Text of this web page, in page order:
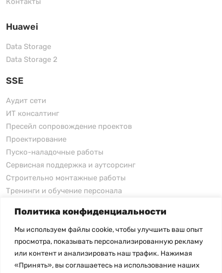
Политика конфиденциальности
Мы используем файлы cookie, чтобы улучшить ваш опыт
просмотра, показывать персонализированную рекламу
или контент и анализировать наш трафик. Нажимая
«Принять», вы соглашаетесь на использование наших
Huawei
Data Storage
Data Storage 2
SSE
Аудит сети
ИТ консалтинг
Пресейл сопровождение проектов
Проектирование
Пуско-наладочные работы
Сервисная поддержка и аутсорсинг
Строительно монтажные работы
Тренинги и обучение персонала
xFusion
xFusion
xFusion AI Solution